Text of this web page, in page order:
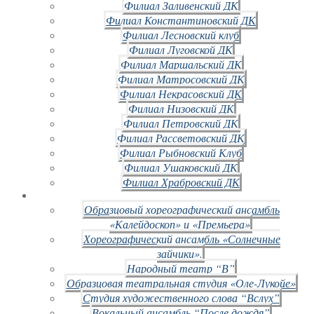
Филиал Заливенский ДК
Филиал Константиновский ДК
Филиал Лесновский клуб
Филиал Луговской ДК
Филиал Маршальский ДК
Филиал Матросовский ДК
Филиал Некрасовский ДК
Филиал Низовский ДК
Филиал Петровский ДК
Филиал Рассветовский ДК
Филиал Рыбновский Клуб
Филиал Ушаковский ДК
Филиал Храбровский ДК
Образцовый хореографический ансамбль
«Калейдоскоп» и «Премьера»
Хореографический ансамбль «Солнечные
зайчики».
Народный театр “В”
Образцовая театральная студия «Оле-Лукойе»
Студия художественного слова “Вслух”